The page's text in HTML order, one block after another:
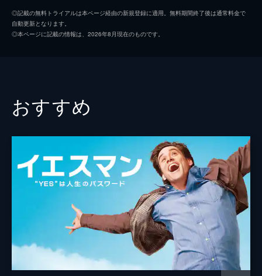
キャリー・ヘルナンデス
トム・エヴェレット・スコット
ミーガン・フェイ
デイモン・ガプトン
ジョシュ・ペンス
トレヴァー・リサウアー
◎記載の無料トライアルは本ページ経由の新規登録に適用。無料期間終了後は通常料金で
自動更新となります。
◎本ページに記載の情報は、2026年8月現在のものです。
おすすめ